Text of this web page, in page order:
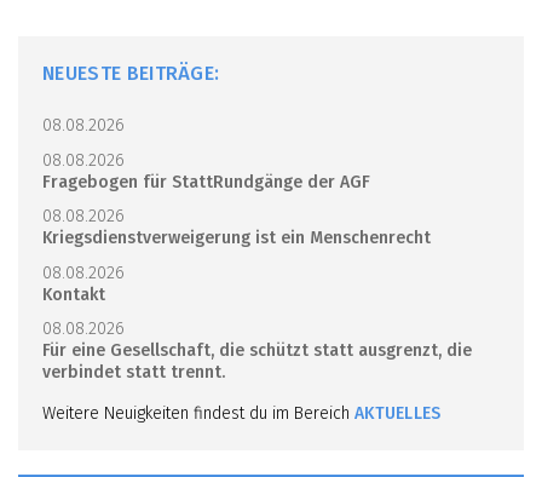
NEUESTE BEITRÄGE:
08.08.2026
08.08.2026
Fragebogen für StattRundgänge der AGF
08.08.2026
Kriegsdienstverweigerung ist ein Menschenrecht
08.08.2026
Kontakt
08.08.2026
Für eine Gesellschaft, die schützt statt ausgrenzt, die
verbindet statt trennt.
Weitere Neuigkeiten findest du im Bereich AKTUELLES